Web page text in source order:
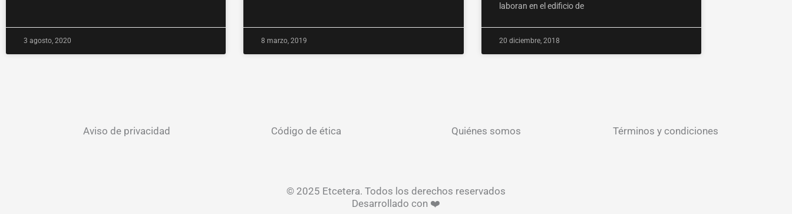
3 agosto, 2020 8 marzo, 2019
laboran en el edificio de
20 diciembre, 2018
Aviso de privacidad Código de ética Quiénes somos Términos y condiciones
© 2025 Etcetera. Todos los derechos reservados
Desarrollado con ❤️